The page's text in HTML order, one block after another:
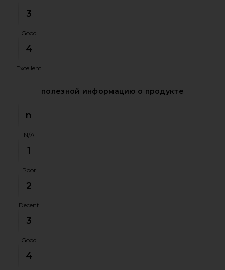
3
Good
4
Excellent
полезной информацию о продукте
n
N/A
1
Poor
2
Decent
3
Good
4